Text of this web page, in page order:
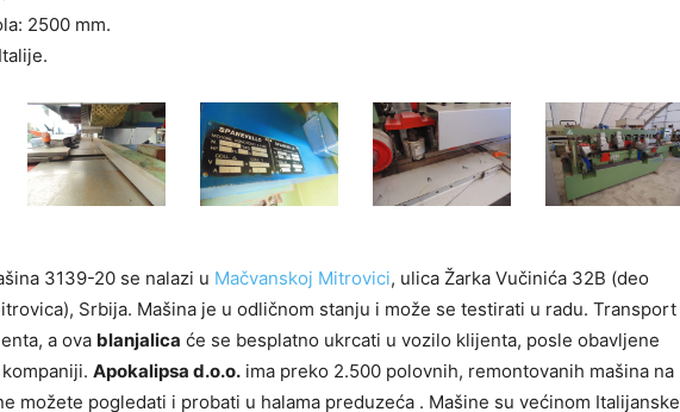
2500 mm.
3139-20 se nalazi u Mačvanskoj Mitrovici, ulica Žarka Vučinića 32B (deo
Srbija. Mašina je u odličnom stanju i može se testirati u radu. Transport
a ova blanjalica će se besplatno ukrcati u vozilo klijenta, posle obavljene
Apokalipsa d.o.o. ima preko 2.500 polovnih, remontovanih mašina na
možete pogledati i probati u halama preduzeća . Mašine su većinom Italijanske